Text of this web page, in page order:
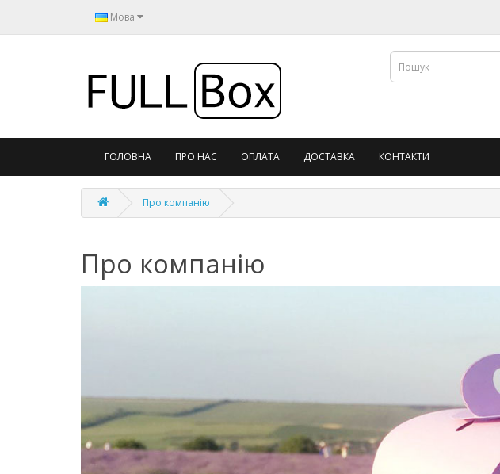
Мова
ГОЛОВНА ПРО НАС ОПЛАТА ДОСТАВКА КОНТАКТИ
Про компанію
Про компанію